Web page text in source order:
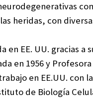
heridas, con
en EE. UU. gracias
en 1956 y
en EE.UU. con
de Biología